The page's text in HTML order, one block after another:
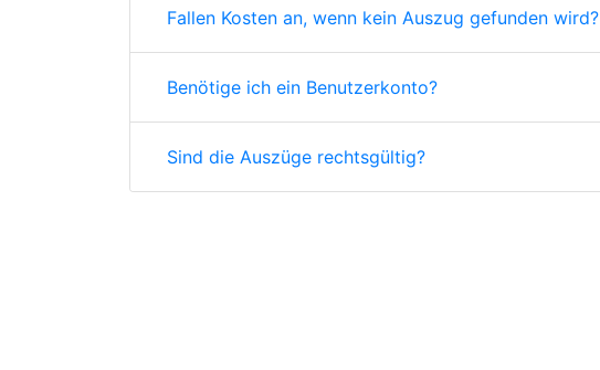
Fallen Kosten an, wenn kein Auszug gefunden wird?
Benötige ich ein Benutzerkonto?
Sind die Auszüge rechtsgültig?